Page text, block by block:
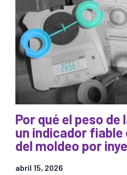
la
verdad
está
en
el
molde:
por
qué
importantes
los
datos
sobre
la
en
Por qué el peso de
un indicador fiable
del moldeo por
abril 15, 2026